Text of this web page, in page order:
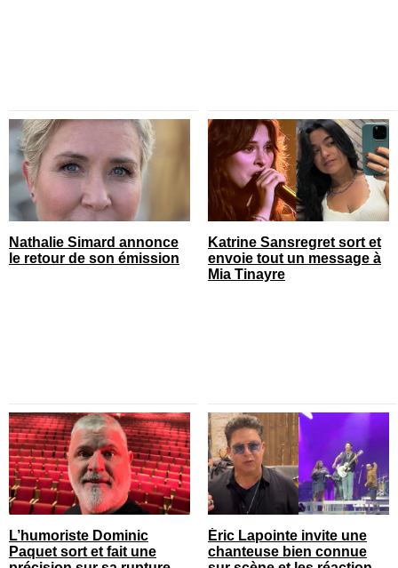
Nathalie Simard annonce
le retour de son émission
Katrine Sansregret sort et
envoie tout un message à
Mia Tinayre
L’humoriste Dominic
Paquet sort et fait une
Éric Lapointe invite une
chanteuse bien connue